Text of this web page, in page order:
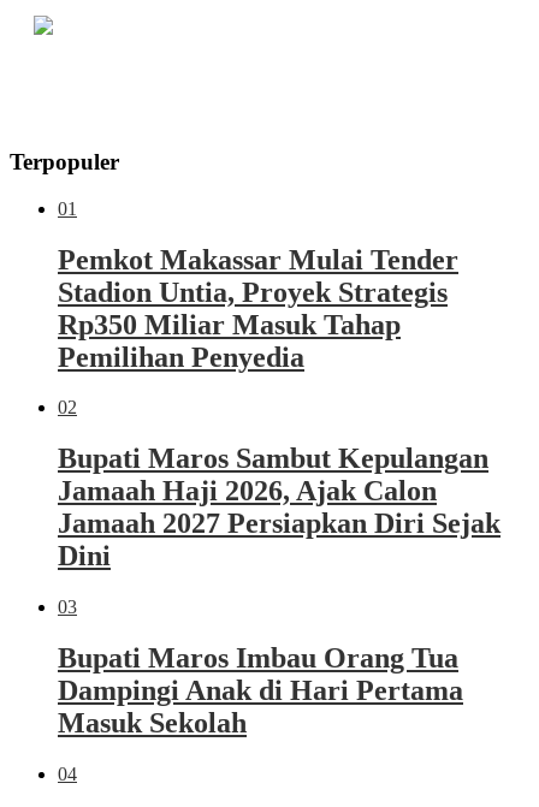
Terpopuler
01
Pemkot Makassar Mulai Tender
Stadion Untia, Proyek Strategis
Rp350 Miliar Masuk Tahap
Pemilihan Penyedia
02
Bupati Maros Sambut Kepulangan
Jamaah Haji 2026, Ajak Calon
Jamaah 2027 Persiapkan Diri Sejak
Dini
03
Bupati Maros Imbau Orang Tua
Dampingi Anak di Hari Pertama
Masuk Sekolah
04